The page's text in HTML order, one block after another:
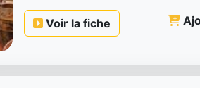
Voir la fiche